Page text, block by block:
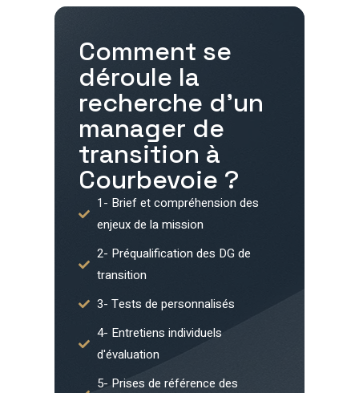
Comment se
déroule la
recherche d'un
manager de
transition à
Courbevoie ?
1- Brief et compréhension des
enjeux de la mission
2- Préqualification des DG de
transition
3- Tests de personnalisés
4- Entretiens individuels
d'évaluation
5- Prises de référence des